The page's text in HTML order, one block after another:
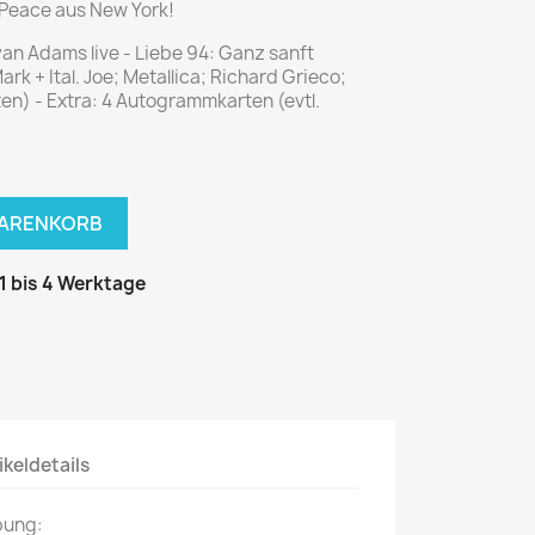
PM Magazin
Unser Wald
Breakout
Graceland
Metal Hammer
Rat
aus New York!
Adams live - Liebe 94: Ganz sanft
+ Ital. Joe; Metallica; Richard Grieco;
- Extra: 4 Autogrammkarten (evtl.
bis 4 Werktage